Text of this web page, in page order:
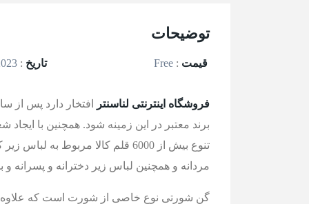
توضیحات
قیمت : تاریخ :
14/05/2023
فروشگاه اینترنتی لناسنتر
افتخار دارد پس از
برند معتبر در این زمینه شود. همچنین با
تنوع بیش از 6000 قلم کالا مربوط
مردانه و همچنین لباس زیر دخترانه و پسرانه
گن شورتی نوع خاصی از شورت است که علاوه‌